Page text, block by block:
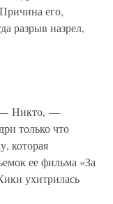
его,
разрыв назрел,
Никто, —
только что
которая
ее фильма «За
ухитрилась